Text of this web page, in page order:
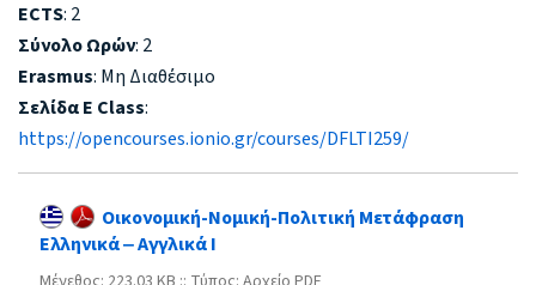
ECTS: 2
Σύνολο Ωρών: 2
Erasmus: Μη Διαθέσιμο
Σελίδα E Class:
https://opencourses.ionio.gr/courses/DFLTI259/
Οικονομική-Νομική-Πολιτική Μετάφραση
Ελληνικά ‒ Αγγλικά Ι